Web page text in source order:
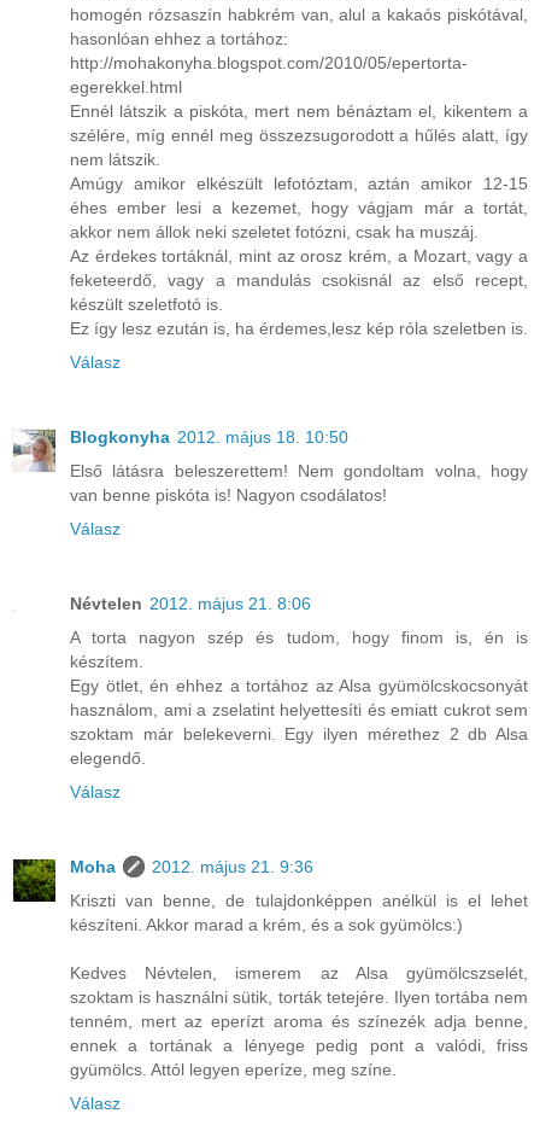
homogén rózsaszín habkrém van, alul a kakaós piskótával,
hasonlóan ehhez a tortához:
http://mohakonyha.blogspot.com/2010/05/epertorta-
egerekkel.html
Ennél látszik a piskóta, mert nem bénáztam el, kikentem a
szélére, míg ennél meg összezsugorodott a hűlés alatt, így
nem látszik.
Amúgy amikor elkészült lefotóztam, aztán amikor 12-15
éhes ember lesi a kezemet, hogy vágjam már a tortát,
akkor nem állok neki szeletet fotózni, csak ha muszáj.
Az érdekes tortáknál, mint az orosz krém, a Mozart, vagy a
feketeerdő, vagy a mandulás csokisnál az első recept,
készült szeletfotó is.
Ez így lesz ezután is, ha érdemes,lesz kép róla szeletben is.
Válasz
Blogkonyha 2012. május 18. 10:50
Első látásra beleszerettem! Nem gondoltam volna, hogy
van benne piskóta is! Nagyon csodálatos!
Válasz
Névtelen 2012. május 21. 8:06
A torta nagyon szép és tudom, hogy finom is, én is
készítem.
Egy ötlet, én ehhez a tortához az Alsa gyümölcskocsonyát
használom, ami a zselatint helyettesíti és emiatt cukrot sem
szoktam már belekeverni. Egy ilyen mérethez 2 db Alsa
elegendő.
Válasz
Moha
2012. május 21. 9:36
Kriszti van benne, de tulajdonképpen anélkül is el lehet
készíteni. Akkor marad a krém, és a sok gyümölcs:)
Kedves Névtelen, ismerem az Alsa gyümölcszselét,
szoktam is használni sütik, torták tetejére. Ilyen tortába nem
tenném, mert az eperízt aroma és színezék adja benne,
ennek a tortának a lényege pedig pont a valódi, friss
gyümölcs. Attól legyen eperíze, meg színe.
Válasz